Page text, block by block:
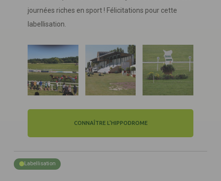
journées riches en sport ! Félicitations pour cette
labellisation.
CONNAÎTRE L'HIPPODROME
Labellisation